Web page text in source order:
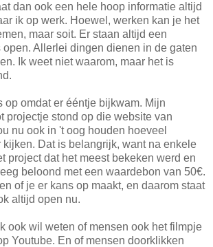
dan ook een hele hoop informatie altijd
ik op werk. Hoewel, werken kan je het
maar soit. Er staan altijd een
Allerlei dingen dienen in de gaten
Ik weet niet waarom, maar het is
op omdat er ééntje bijkwam. Mijn
projectje stond op die website van
nu ook in 't oog houden hoeveel
kijken. Dat is belangrijk, want na enkele
project dat het meest bekeken werd en
beloond met een waardebon van 50€.
of je er kans op maakt, en daarom staat
altijd open nu.
ook wil weten of mensen ook het filmpje
Youtube. En of mensen doorklikken